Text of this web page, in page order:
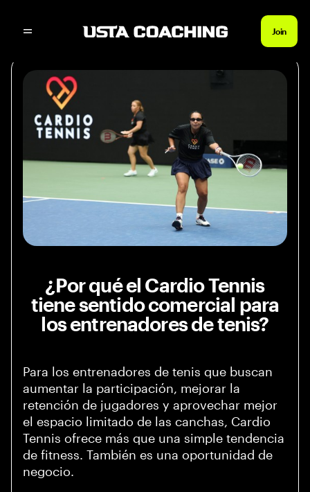
Join
Noticias Inicio ¿Por qué el Cardio Tennis
¿Por qué el Cardio Tennis
tiene sentido comercial para
los entrenadores de tenis?
Para los entrenadores de tenis que buscan
aumentar la participación, mejorar la
retención de jugadores y aprovechar mejor
el espacio limitado de las canchas, Cardio
Tennis ofrece más que una simple tendencia
de fitness. También es una oportunidad de
negocio.